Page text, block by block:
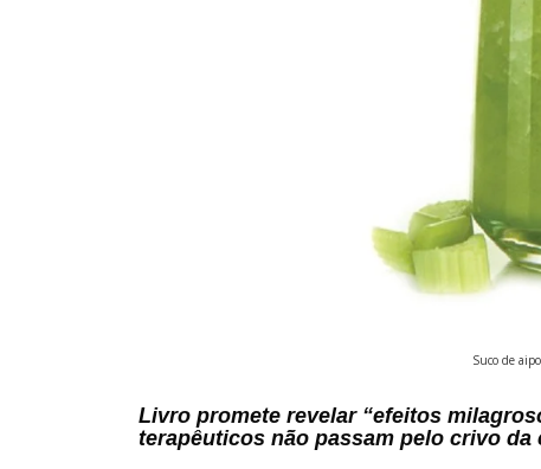
Suco de
Livro promete revelar “efeitos
terapêuticos não passam pelo crivo da